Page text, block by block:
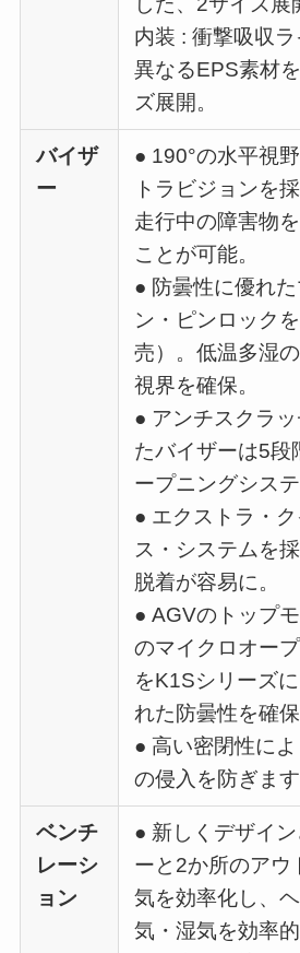
内装 : 衝撃吸収
異なるEPS素材
ズ展開。
バイザ
ー
● 190°の水平視
トラビジョンを
走行中の障害物
ことが可能。
● 防曇性に優れ
ン・ピンロック
売）。低温多湿
視界を確保。
● アンチスクラ
たバイザーは5段
ープニングシステ
● エクストラ・
ス・システムを
脱着が容易に。
● AGVのトップ
のマイクロオー
をK1Sシリーズ
れた防曇性を確保
● 高い密閉性に
の侵入を防ぎます
ベンチ
レーシ
ョン
● 新しくデザイ
ーと2か所のアウ
気を効率化し、
気・湿気を効率